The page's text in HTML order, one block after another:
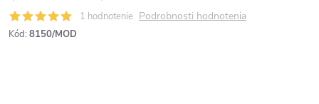
1 hodnotenie Podrobnosti hodnotenia
Kód: 8150/MOD